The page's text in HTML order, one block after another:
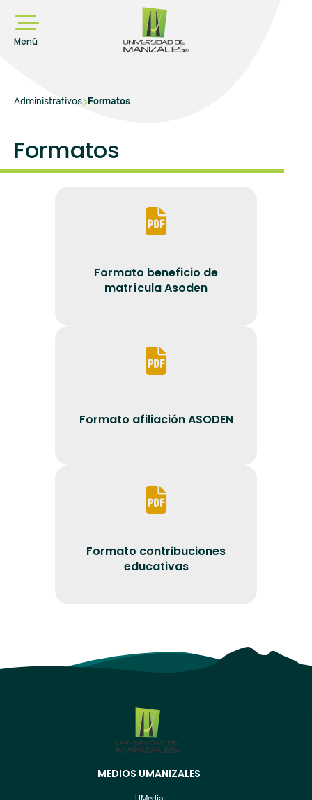
contenido
principal
Menú
Sobrescribir
de
ayuda
a
Administrativos Formatos
Formatos
Formato beneficio de
matrícula Asoden
Formato afiliación ASODEN
Formato contribuciones
educativas
MEDIOS UMANIZALES